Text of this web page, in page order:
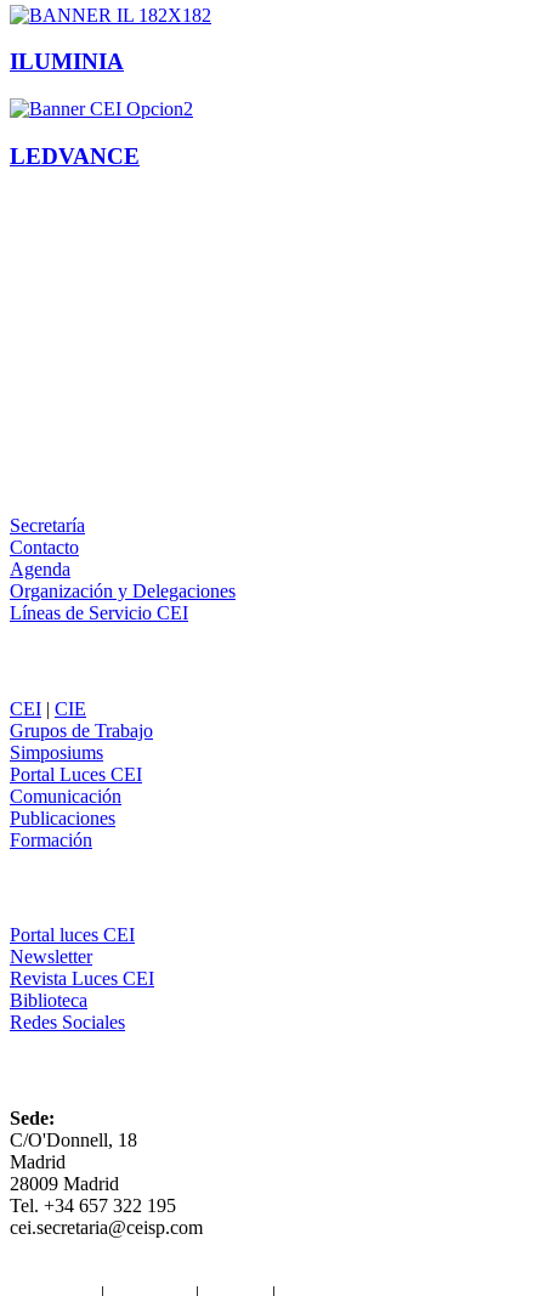
ILUMINIA
LEDVANCE
Secretaría
Contacto
Agenda
Organización y Delegaciones
Líneas de Servicio CEI
CEI | CIE
Grupos de Trabajo
Simposiums
Portal Luces CEI
Comunicación
Publicaciones
Formación
Portal luces CEI
Newsletter
Revista Luces CEI
Biblioteca
Redes Sociales
Sede:
C/O'Donnell, 18
Madrid
28009 Madrid
Tel. +34 657 322 195
cei.secretaria@ceisp.com